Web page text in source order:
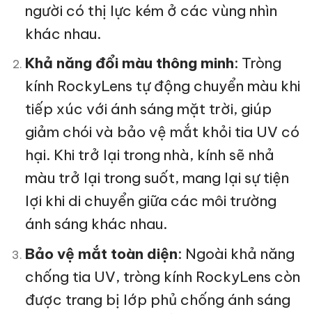
người có thị lực kém ở các vùng nhìn
khác nhau.
Khả năng đổi màu thông minh: Tròng
kính RockyLens tự động chuyển màu khi
tiếp xúc với ánh sáng mặt trời, giúp
giảm chói và bảo vệ mắt khỏi tia UV có
hại. Khi trở lại trong nhà, kính sẽ nhả
màu trở lại trong suốt, mang lại sự tiện
lợi khi di chuyển giữa các môi trường
ánh sáng khác nhau.
Bảo vệ mắt toàn diện: Ngoài khả năng
chống tia UV, tròng kính RockyLens còn
được trang bị lớp phủ chống ánh sáng